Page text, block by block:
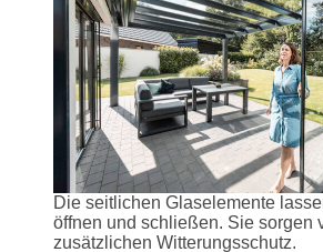
Die seitlichen Glaselemente
öffnen und schließen. Sie sorgen
zusätzlichen Witterungsschutz.